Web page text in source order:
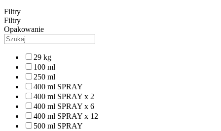
Filtry
Filtry
Opakowanie
29 kg
100 ml
250 ml
400 ml SPRAY
400 ml SPRAY x 2
400 ml SPRAY x 6
400 ml SPRAY x 12
500 ml SPRAY